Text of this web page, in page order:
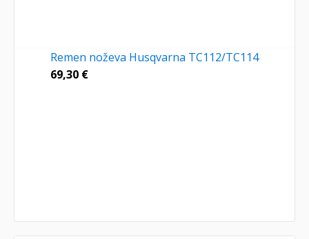
Remen noževa Husqvarna TC112/TC114
69,30 €